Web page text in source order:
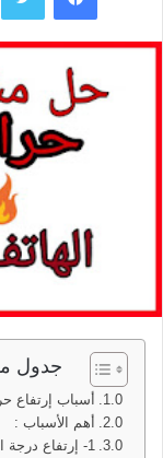
جدول
أسباب إرتفاع
أهم الأسباب :
1- إرتفاع درجة الحرارة عند الشحن: